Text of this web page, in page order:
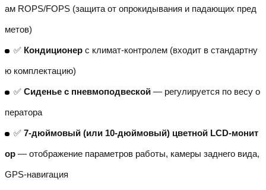
ам ROPS/FOPS (защита от опрокидывания и падающих пред
метов)
✅ Кондиционер с климат-контролем (входит в стандартну
ю комплектацию)
✅ Сиденье с пневмоподвеской — регулируется по весу о
ператора
✅ 7-дюймовый (или 10-дюймовый) цветной LCD-монит
ор — отображение параметров работы, камеры заднего вида,
GPS-навигация